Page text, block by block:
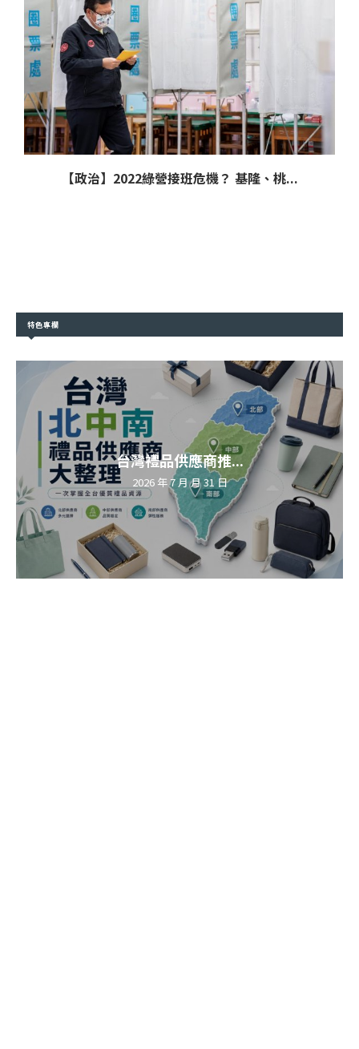
【政治】2022綠營接班危機？ 基隆、桃...
特色專欄
台灣禮品供應商推...
2026 年 7 月 月 31 日